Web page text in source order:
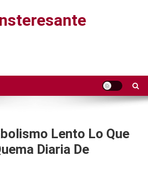
Lento Lo Que
Diaria De